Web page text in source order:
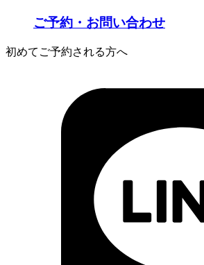
ご予約・お問い合わせ
初めてご予約される方へ